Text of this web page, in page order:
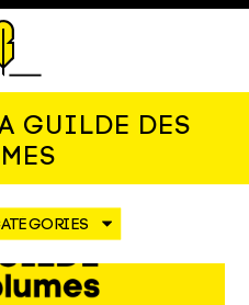
GUILDE DES